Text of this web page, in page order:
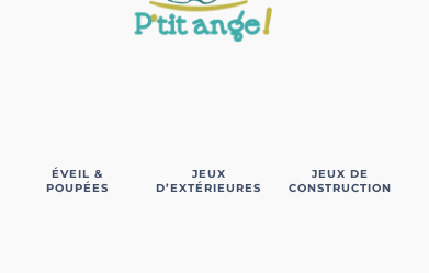
ÉVEIL &
POUPÉES
JEUX
D’EXTÉRIEURES
JEUX DE
CONSTRUCTION